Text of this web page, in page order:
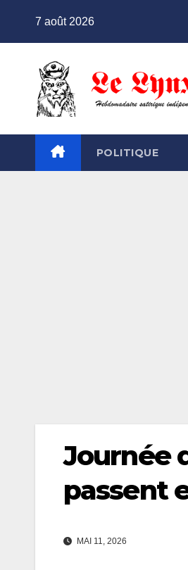
7 août 2026
POLITIQUE
Journée
passent
MAI 11, 2026